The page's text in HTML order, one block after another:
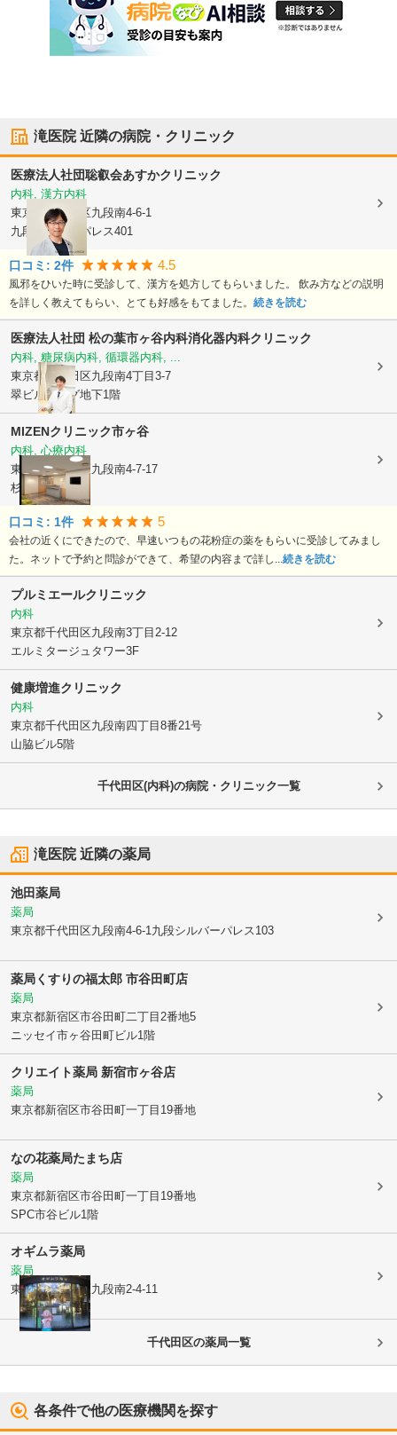
滝医院近隣の病院・クリニック
医療法人社団聡叡会あすかクリニック
内科, 漢方内科
東京都千代田区九段南4-6-1
九段シルバーパレス401
口コミ: 2件 4.5
風邪をひいた時に受診して、漢方を処方してもらいました。 飲み方などの説明
を詳しく教えてもらい、とても好感をもてました。 続きを読む
医療法人社団 松の葉市ヶ谷内科消化器内科クリニック
内科, 糖尿病内科, 循環器内科, ...
東京都千代田区九段南4丁目3-7
翠ビルヂング地下1階
MIZENクリニック市ヶ谷
内科, 心療内科
東京都千代田区九段南4-7-17
杉喜ビル6階
口コミ: 1件 5
会社の近くにできたので、早速いつもの花粉症の薬をもらいに受診してみまし
た。ネットで予約と問診ができて、希望の内容まで詳し... 続きを読む
プルミエールクリニック
内科
東京都千代田区九段南3丁目2-12
エルミタージュタワー3F
健康増進クリニック
内科
東京都千代田区九段南四丁目8番21号
山脇ビル5階
千代田区(内科)の病院・クリニック一覧
滝医院近隣の薬局
池田薬局
薬局
東京都千代田区九段南4-6-1九段シルバーパレス103
薬局くすりの福太郎 市谷田町店
薬局
東京都新宿区市谷田町二丁目2番地5
ニッセイ市ヶ谷田町ビル1階
クリエイト薬局 新宿市ヶ谷店
薬局
東京都新宿区市谷田町一丁目19番地
なの花薬局たまち店
薬局
東京都新宿区市谷田町一丁目19番地
SPC市谷ビル1階
オギムラ薬局
薬局
東京都千代田区 九段南2-4-11
千代田区の薬局一覧
各条件で他の医療機関を探す